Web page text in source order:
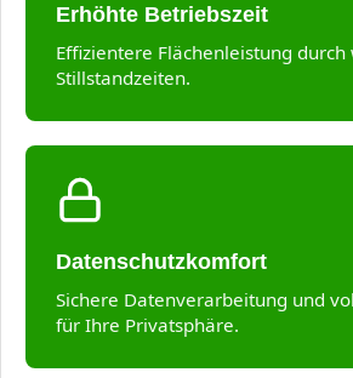
Erhöhte Betriebszeit
Effizientere Flächenleistung
Stillstandzeiten.
Datenschutzkomfort
Sichere Datenverarbeitung und
für Ihre Privatsphäre.